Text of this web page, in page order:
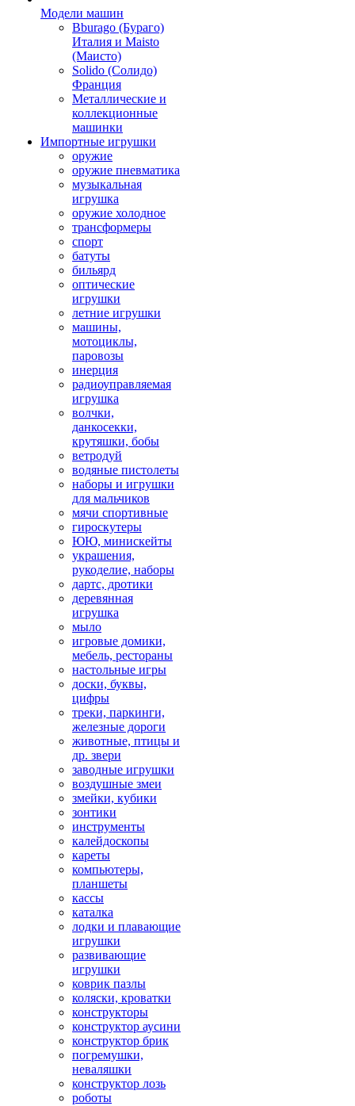
Модели машин
Bburago (Бураго)
Италия и Maisto
(Маисто)
Solido (Солидо)
Франция
Металлические и
коллекционные
машинки
Импортные игрушки
оружие
оружие пневматика
музыкальная
игрушка
оружие холодное
трансформеры
спорт
батуты
бильярд
оптические
игрушки
летние игрушки
машины,
мотоциклы,
паровозы
инерция
радиоуправляемая
игрушка
волчки,
данкосекки,
крутяшки, бобы
ветродуй
водяные пистолеты
наборы и игрушки
для мальчиков
мячи спортивные
гироскутеры
ЮЮ, минискейты
украшения,
рукоделие, наборы
дартс, дротики
деревянная
игрушка
мыло
игровые домики,
мебель, рестораны
настольные игры
доски, буквы,
цифры
треки, паркинги,
железные дороги
животные, птицы и
др. звери
заводные игрушки
воздушные змеи
змейки, кубики
зонтики
инструменты
калейдоскопы
кареты
компьютеры,
планшеты
кассы
каталка
лодки и плавающие
игрушки
развивающие
игрушки
коврик пазлы
коляски, кроватки
конструкторы
конструктор аусини
конструктор брик
погремушки,
неваляшки
конструктор лозь
роботы